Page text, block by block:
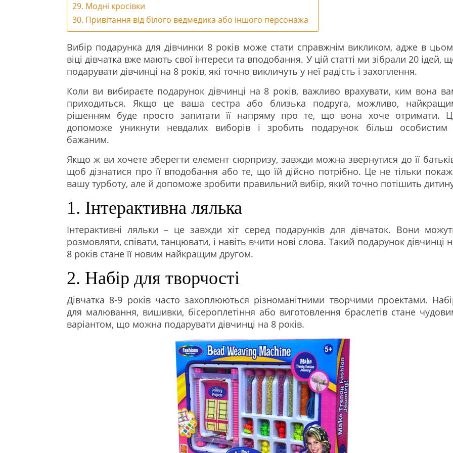
29. Модні кросівки
30. Привітання від білого ведмедика або іншого персонажа
Вибір подарунка для дівчинки 8 років може стати справжнім викликом, адже в
віці дівчатка вже мають свої інтереси та вподобання. У цій статті ми зібрали 20 ідей,
подарувати дівчинці на 8 років, які точно викличуть у неї радість і захоплення.
Коли ви вибираєте подарунок дівчинці на 8 років, важливо врахувати, ким вона
приходиться. Якщо це ваша сестра або близька подруга, можливо,
рішенням буде просто запитати її напряму про те, що вона хоче отримати.
допоможе уникнути невдалих виборів і зробить подарунок більш особистим
бажаним.
Якщо ж ви хочете зберегти елемент сюрпризу, завжди можна звернутися до її
щоб дізнатися про її вподобання або те, що їй дійсно потрібно. Це не тільки
вашу турботу, але й допоможе зробити правильний вибір, який точно потішить
1. Інтерактивна лялька
Інтерактивні ляльки – це завжди хіт серед подарунків для дівчаток. Вони
розмовляти, співати, танцювати, і навіть вчити нові слова. Такий подарунок дівчинці
8 років стане її новим найкращим другом.
2. Набір для творчості
Дівчатка 8-9 років часто захоплюються різноманітними творчими проектами.
для малювання, вишивки, бісероплетіння або виготовлення браслетів стане
варіантом, що можна подарувати дівчинці на 8 років.